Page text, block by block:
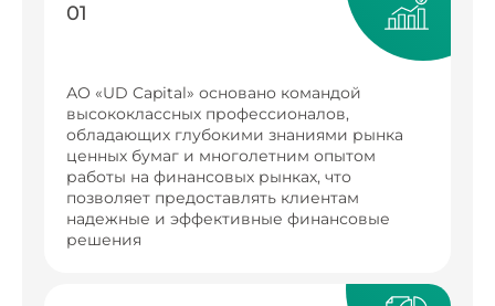
01
АО «UD Capital» основано командой
высококлассных профессионалов,
обладающих глубокими знаниями рынка
ценных бумаг и многолетним опытом
работы на финансовых рынках, что
позволяет предоставлять клиентам
надежные и эффективные финансовые
решения